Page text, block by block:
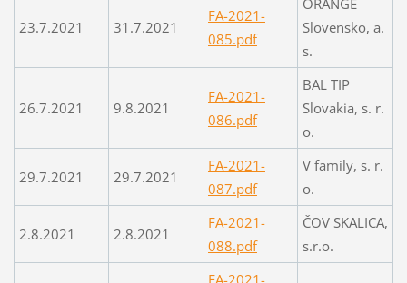
23.7.2021 31.7.2021
FA-2021-
085.pdf
Slovensko, a.
s.
26.7.2021 9.8.2021
FA-2021-
086.pdf
BAL TIP
Slovakia, s. r.
o.
29.7.2021 29.7.2021
FA-2021-
087.pdf
V family, s. r.
o.
2.8.2021 2.8.2021
FA-2021-
088.pdf
ČOV SKALICA,
s.r.o.
FA-2021-